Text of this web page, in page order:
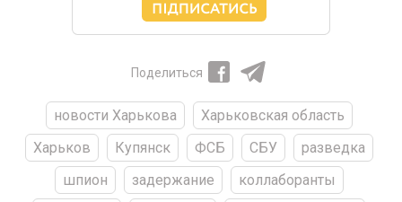
Поделиться
новости Харькова
Харьковская область
Харьков
Купянск ФСБ СБУ
разведка
шпион
задержание
коллаборанты